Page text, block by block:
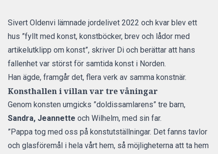
Sivert Oldenvi lämnade jordelivet 2022 och kvar blev ett
hus ”fyllt med konst, konstböcker, brev och lådor med
artikelutklipp om konst”, skriver Di och berättar att hans
fallenhet var störst för samtida konst i Norden.
Han ägde, framgår det, flera verk av samma konstnär.
Konsthallen i villan var tre våningar
Genom konsten umgicks ”doldissamlarens” tre barn,
Sandra, Jeannette och Wilhelm, med sin far.
”Pappa tog med oss på konstutställningar. Det fanns tavlor
och glasföremål i hela vårt hem, så möjligheterna att ta hem